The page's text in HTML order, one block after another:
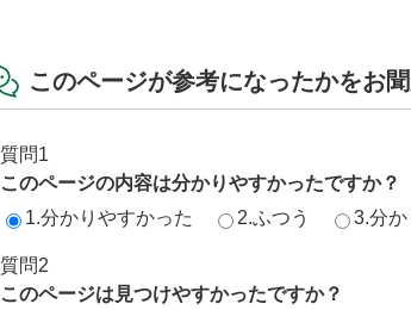
このページが参考になったかをお聞
質問1
このページの内容は分かりやすかったですか？
1.分かりやすかった
2.ふつう 3.分
質問2
このページは見つけやすかったですか？